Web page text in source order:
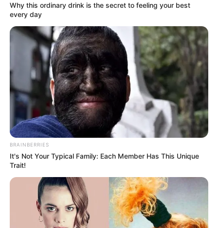
Flensburg
an der Südwestspitze der idyllisch
liegenden Flensburger Förde, besitzt viele
historische Bauwerke und Touristenattraktionen sowie
eine der elegantesten Fußgängerzonen nördlich von
Hamburg
. Wahrzeichen von Flensburg sind das
Nordertor
und der im Hafen liegende Salondampfer Alexandra von
1908.
Schiffahrtsmuseum Flensburg
Im ehemaligen Zollpackhaus von
einem breiten Überblick über die
Zusammenhang mit der Stadtgeschichte.
Frøslev-Jardelunder Moor
Ein sehr gut erhaltenes und unter
Why this ordinary drink is the secret to feeling your best
every day
BRAINBERRIES
It's Not Your Typical Family: Each Member Has This Unique
Trait!